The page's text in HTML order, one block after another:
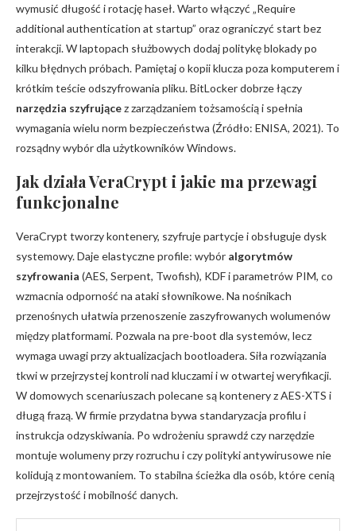
wymusić długość i rotację haseł. Warto włączyć „Require
additional authentication at startup” oraz ograniczyć start bez
interakcji. W laptopach służbowych dodaj politykę blokady po
kilku błędnych próbach. Pamiętaj o kopii klucza poza komputerem i
krótkim teście odszyfrowania pliku. BitLocker dobrze łączy
narzędzia szyfrującez zarządzaniem tożsamością i spełnia
wymagania wielu norm bezpieczeństwa (Źródło: ENISA, 2021). To
rozsądny wybór dla użytkowników Windows.
Jak działa VeraCrypt i jakie ma przewagi
funkcjonalne
VeraCrypt tworzy kontenery, szyfruje partycje i obsługuje dysk
systemowy. Daje elastyczne profile: wybór algorytmów
szyfrowania (AES, Serpent, Twofish), KDF i parametrów PIM, co
wzmacnia odporność na ataki słownikowe. Na nośnikach
przenośnych ułatwia przenoszenie zaszyfrowanych wolumenów
między platformami. Pozwala na pre-boot dla systemów, lecz
wymaga uwagi przy aktualizacjach bootloadera. Siła rozwiązania
tkwi w przejrzystej kontroli nad kluczami i w otwartej weryfikacji.
W domowych scenariuszach polecane są kontenery z AES-XTS i
długą frazą. W firmie przydatna bywa standaryzacja profilu i
instrukcja odzyskiwania. Po wdrożeniu sprawdź czy narzędzie
montuje wolumeny przy rozruchu i czy polityki antywirusowe nie
kolidują z montowaniem. To stabilna ścieżka dla osób, które cenią
przejrzystość i mobilność danych.